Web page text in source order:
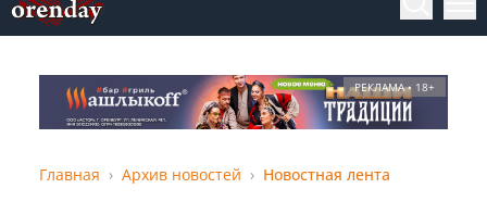
РЕКЛАМА • 18+
Главная Архив новостей Новостная лента